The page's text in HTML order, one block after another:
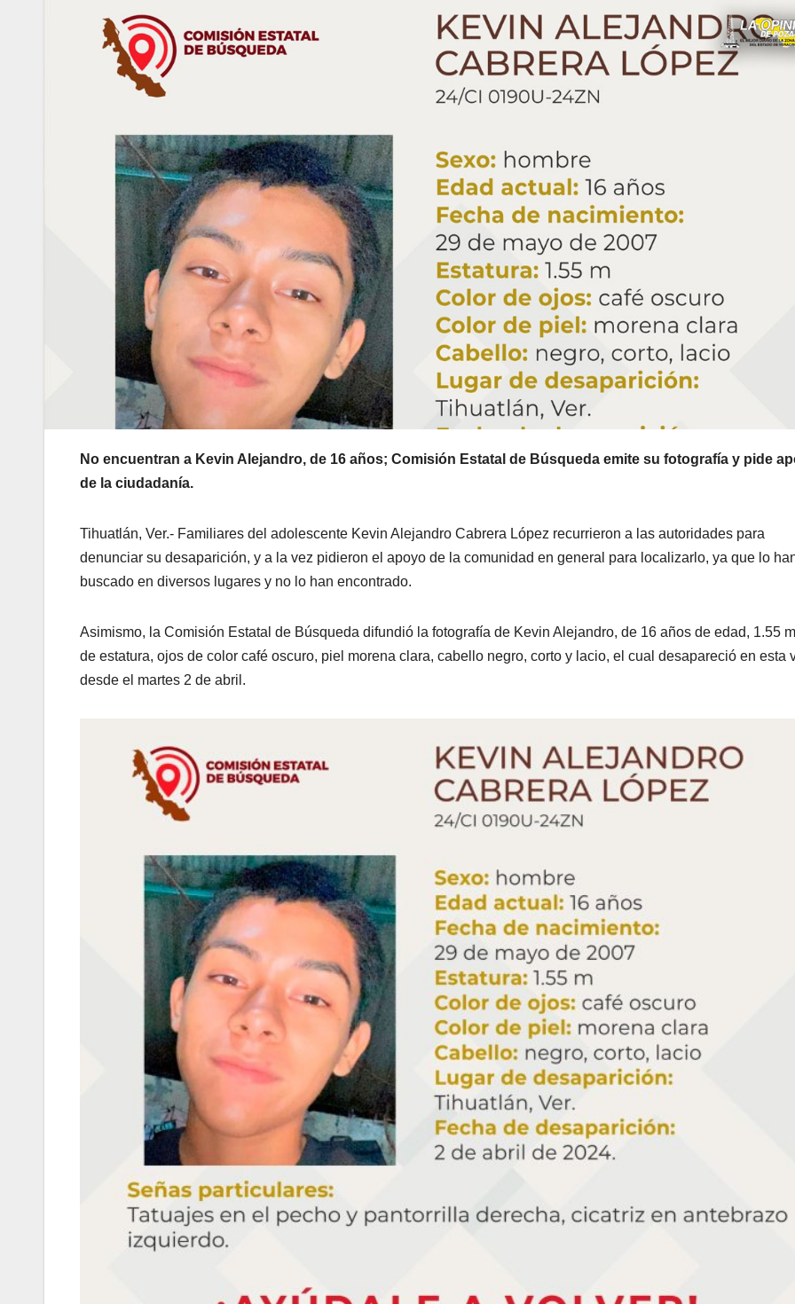
No encuentran a Kevin Alejandro, de 16 años; Comisión Estatal de Búsqueda emite su fotografía y pide
de la ciudadanía.
Tihuatlán, Ver.- Familiares del adolescente Kevin Alejandro Cabrera López recurrieron a las autoridades para
denunciar su desaparición, y a la vez pidieron el apoyo de la comunidad en general para localizarlo, ya que lo
buscado en diversos lugares y no lo han encontrado.
Asimismo, la Comisión Estatal de Búsqueda difundió la fotografía de Kevin Alejandro, de 16 años de edad, 1.55
de estatura, ojos de color café oscuro, piel morena clara, cabello negro, corto y lacio, el cual desapareció en esta
desde el martes 2 de abril.